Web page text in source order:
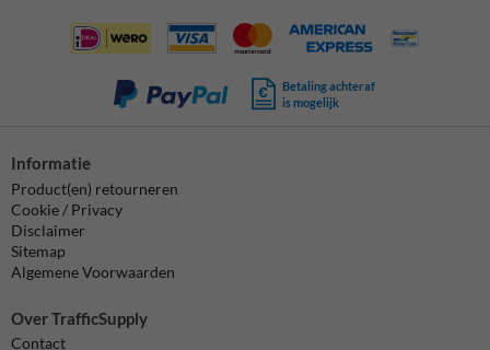
Betaling achteraf
is mogelijk
Informatie
Product(en) retourneren
Cookie / Privacy
Disclaimer
Sitemap
Algemene Voorwaarden
Over TrafficSupply
Contact